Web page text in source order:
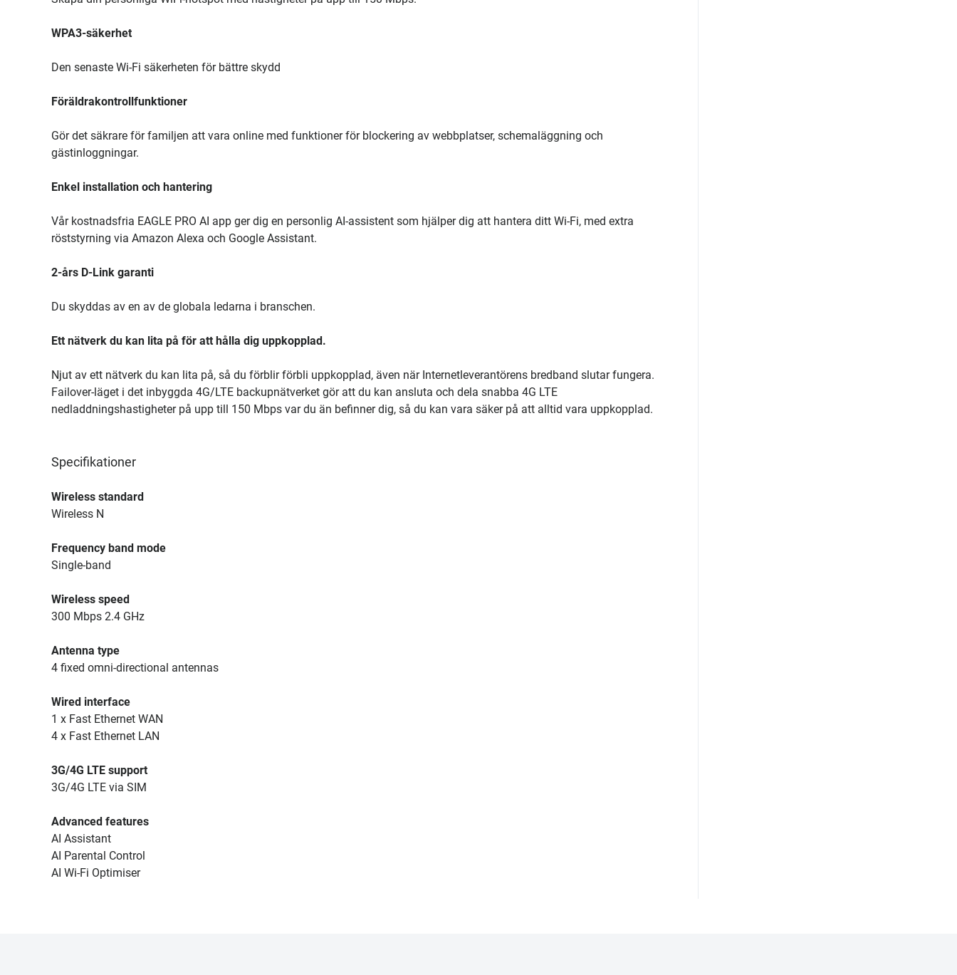
WPA3-säkerhet
Den senaste Wi-Fi säkerheten för bättre skydd
Föräldrakontrollfunktioner
Gör det säkrare för familjen att vara online med funktioner för blockering av webbplatser, schemaläggning och
gästinloggningar.
Enkel installation och hantering
Vår kostnadsfria EAGLE PRO AI app ger dig en personlig AI-assistent som hjälper dig att hantera ditt Wi-Fi, med extra
röststyrning via Amazon Alexa och Google Assistant.
2-års D-Link garanti
Du skyddas av en av de globala ledarna i branschen.
Ett nätverk du kan lita på för att hålla dig uppkopplad.
Njut av ett nätverk du kan lita på, så du förblir förbli uppkopplad, även när Internetleverantörens bredband slutar fungera.
Failover-läget i det inbyggda 4G/LTE backupnätverket gör att du kan ansluta och dela snabba 4G LTE
nedladdningshastigheter på upp till 150 Mbps var du än befinner dig, så du kan vara säker på att alltid vara uppkopplad.
Specifikationer
Wireless standard
Wireless N
Frequency band mode
Single-band
Wireless speed
300 Mbps 2.4 GHz
Antenna type
4 fixed omni-directional antennas
Wired interface
1 x Fast Ethernet WAN
4 x Fast Ethernet LAN
3G/4G LTE support
3G/4G LTE via SIM
Advanced features
AI Assistant
AI Parental Control
AI Wi-Fi Optimiser